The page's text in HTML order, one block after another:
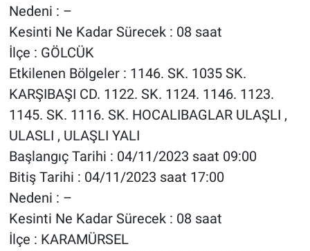
Nedeni : –
Kesinti Ne Kadar Sürecek : 08 saat
İlçe : GÖLCÜK
Etkilenen Bölgeler : 1146. SK. 1035 SK.
KARŞIBAŞI CD. 1122. SK. 1124. 1146. 1123.
1145. SK. 1116. SK. HOCALIBAGLAR ULAŞLI ,
ULASLI , ULAŞLI YALI
Başlangıç Tarihi : 04/11/2023 saat 09:00
Bitiş Tarihi : 04/11/2023 saat 17:00
Nedeni : –
Kesinti Ne Kadar Sürecek : 08 saat
İlçe : KARAMÜRSEL